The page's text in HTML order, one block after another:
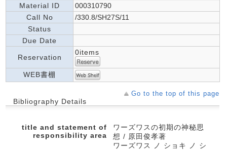
Material ID
000310790
Call No
/330.8/SH27S/11
Status
Due Date
Reservation
0items
WEB書棚
Go to the top of this page
Bibliography Details
title and statement of
responsibility area
ワーズワスの初期の神秘思
想 / 原田俊孝著
ワーズワス ノ ショキ ノ シ